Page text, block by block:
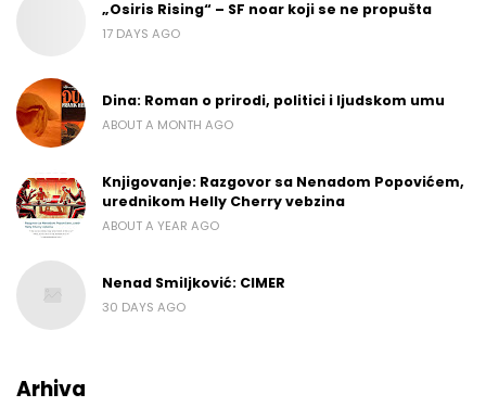
„Osiris Rising“ – SF noar koji se ne propušta
17 DAYS AGO
Dina: Roman o prirodi, politici i ljudskom umu
ABOUT A MONTH AGO
Knjigovanje: Razgovor sa Nenadom Popovićem,
urednikom Helly Cherry vebzina
ABOUT A YEAR AGO
Nenad Smiljković: CIMER
30 DAYS AGO
Arhiva